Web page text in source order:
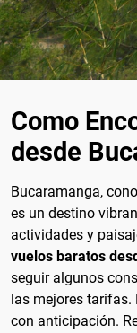
Como
desde
Bucaramanga,
es un destino
actividades y
vuelos baratos
seguir algunos
las mejores
con anticipación.